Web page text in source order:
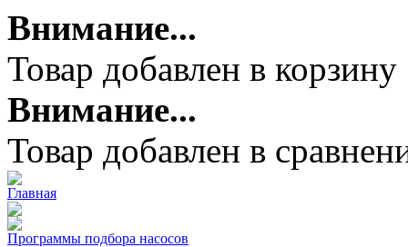
Внимание...
Товар добавлен в корзину
Внимание...
Товар добавлен в
Главная
Программы подбора насосов